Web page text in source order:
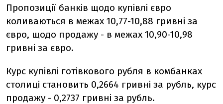
Пропозиції банків щодо купівлі євро
коливаються в межах 10,77-10,88 гривні за
євро, щодо продажу - в межах 10,90-10,98
гривні за євро.
Курс купівлі готівкового рубля в комбанках
столиці становить 0,2664 гривні за рубль, курс
продажу - 0,2737 гривні за рубль.